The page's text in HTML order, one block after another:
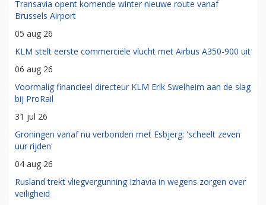
Transavia opent komende winter nieuwe route vanaf
Brussels Airport
05 aug 26
KLM stelt eerste commerciële vlucht met Airbus A350-900 uit
06 aug 26
Voormalig financieel directeur KLM Erik Swelheim aan de slag
bij ProRail
31 jul 26
Groningen vanaf nu verbonden met Esbjerg: 'scheelt zeven
uur rijden'
04 aug 26
Rusland trekt vliegvergunning Izhavia in wegens zorgen over
veiligheid